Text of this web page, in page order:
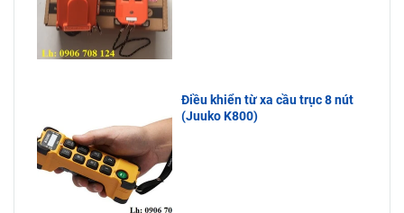
Điều khiển từ xa cầu trục 8 nút
(Juuko K800)